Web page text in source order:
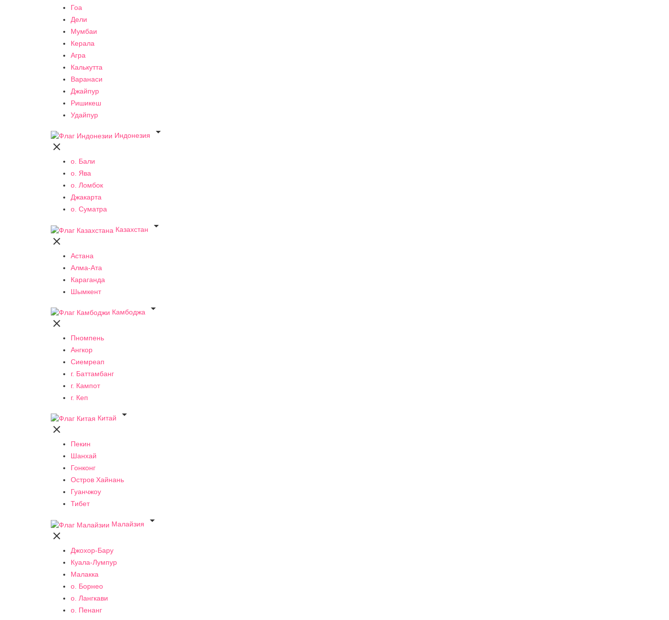
Гоа
Дели
Мумбаи
Керала
Агра
Калькутта
Варанаси
Джайпур
Ришикеш
Удайпур
Индонезия


о. Бали
о. Ява
о. Ломбок
Джакарта
о. Суматра
Казахстан


Астана
Алма-Ата
Караганда
Шымкент
Камбоджа


Пномпень
Ангкор
Сиемреап
г. Баттамбанг
г. Кампот
г. Кеп
Китай


Пекин
Шанхай
Гонконг
Остров Хайнань
Гуанчжоу
Тибет
Малайзия


Джохор-Бару
Куала-Лумпур
Малакка
о. Борнео
о. Лангкави
о. Пенанг